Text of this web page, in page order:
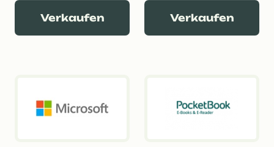
Verkaufen Verkaufen